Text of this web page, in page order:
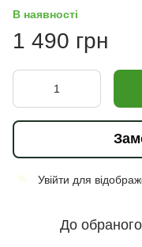
В наявності
1 490 грн
% Увійти для
До обраного